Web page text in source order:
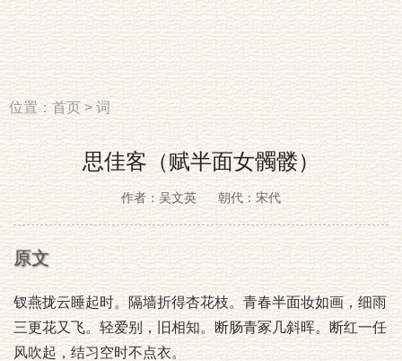
位置：首页>词
思佳客（赋半面女髑髅）
作者：吴文英 朝代：宋代
原文
钗燕拢云睡起时。隔墙折得杏花枝。青春半面妆如画，细雨
三更花又飞。轻爱别，旧相知。断肠青冢几斜晖。断红一任
风吹起，结习空时不点衣。